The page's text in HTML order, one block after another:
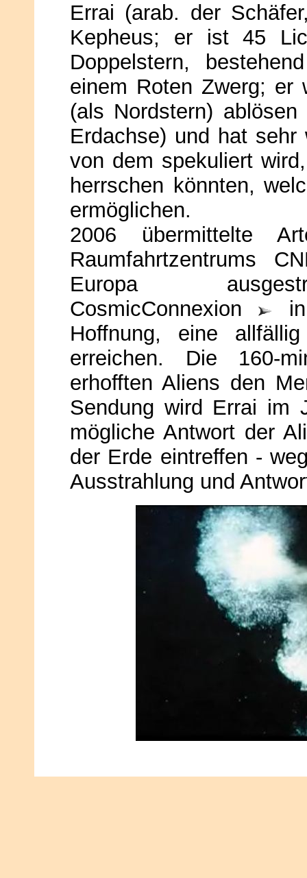
Errai (arab. der
Kepheus; er ist 45
Doppelstern,
einem Roten Zwerg; er
(als Nordstern)
Erdachse) und hat sehr
von dem spekuliert
herrschen könnten,
ermöglichen.
2006 übermittelte
Raumfahrtzentrums
Europa
CosmicConnexion
Hoffnung, eine
erreichen. Die 160-
erhofften Aliens den
Sendung wird Errai im
mögliche Antwort der
der Erde eintreffen -
Ausstrahlung und